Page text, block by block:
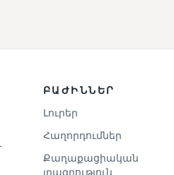
ԲԱԺԻՆՆԵՐ
Լուրեր
Հաղորդումներ
Քաղաքացիական
լրագրություն